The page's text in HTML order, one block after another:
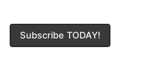
Subscribe TODAY!